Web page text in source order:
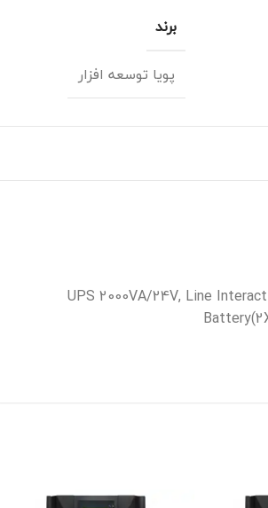
برند
پویا توسعه افزار
UPS 2000VA/24V, Line